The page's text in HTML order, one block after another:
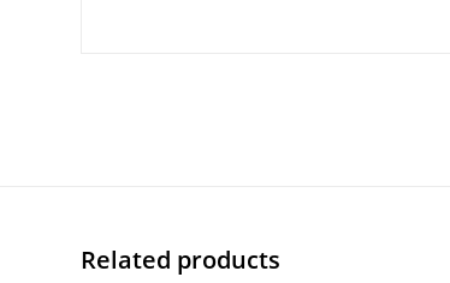
Related products